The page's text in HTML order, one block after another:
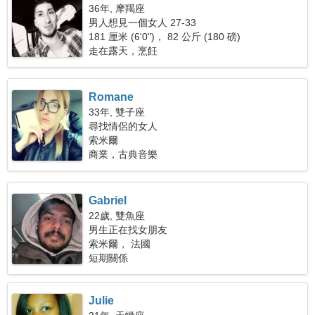
36年, 摩羯座
男人想見一個女人 27-33
181 厘米 (6'0")， 82 公斤 (180 磅)
走在露天，烹飪
Romane
33年, 雙子座
尋找情侶的女人
索米爾
商業，古典音樂
Gabriel
22歲, 雙魚座
男生正在找女朋友
索米爾， 法國
短期關係
Julie